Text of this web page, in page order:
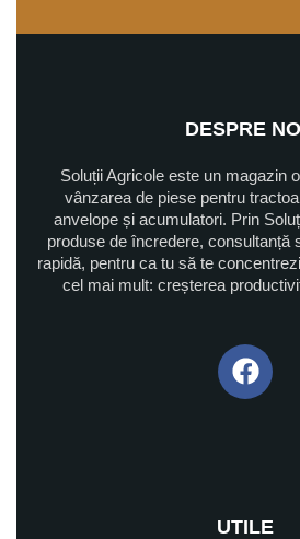
DESPRE
Soluții Agricole este un magazin
vânzarea de piese pentru
anvelope și acumulatori. Prin
produse de încredere, consultanță
rapidă, pentru ca tu să te
cel mai mult: creșterea
UTILE